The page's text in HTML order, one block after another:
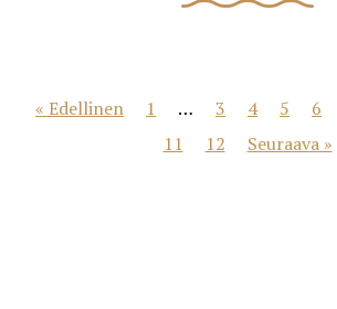
« Edellinen 1 … 3 4 5 6
11
12 Seuraava »